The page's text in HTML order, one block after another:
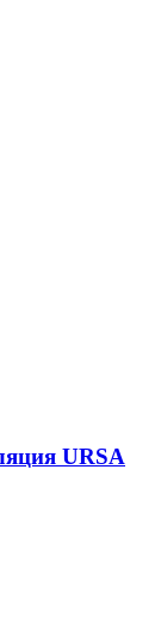
URSA